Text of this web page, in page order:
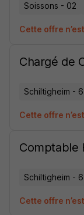
Soissons - 02
Cette offre
Chargé de
Schiltigheim -
Cette offre
Comptable
Schiltigheim -
Cette offre